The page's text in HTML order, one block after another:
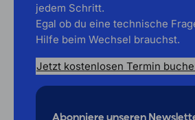
jedem Schritt.
Egal ob du eine technische
Hilfe beim Wechsel brauchst.
Jetzt kostenlosen Termin